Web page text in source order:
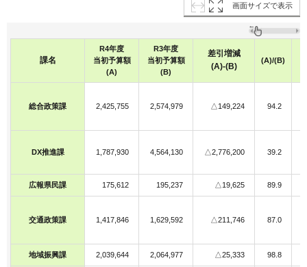
画面サイズで表示
課名
R4年度
当初予算額
(A)
R3年度
当初予算額
(B)
差引増減
(A)-(B)
(A)/(B)
総合政策課 2,425,755 2,574,979 △149,224 94.2
DX推進課 1,787,930 4,564,130 △2,776,200 39.2
広報県民課 175,612 195,237 △19,625 89.9
交通政策課 1,417,846 1,629,592 △211,746 87.0
地域振興課 2,039,644 2,064,977 △25,333 98.8